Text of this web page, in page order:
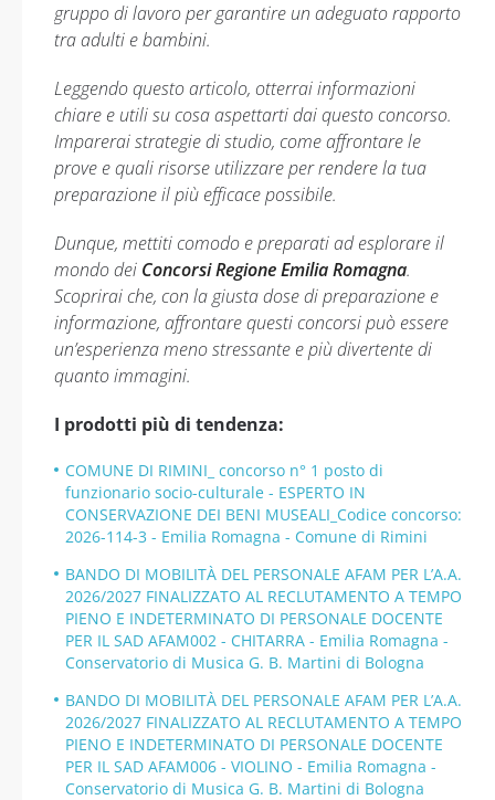
gruppo di lavoro per garantire un adeguato rapporto
tra adulti e bambini.
Leggendo questo articolo, otterrai informazioni
chiare e utili su cosa aspettarti dai questo concorso.
Imparerai strategie di studio, come affrontare le
prove e quali risorse utilizzare per rendere la tua
preparazione il più efficace possibile.
Dunque, mettiti comodo e preparati ad esplorare il
mondo dei Concorsi Regione Emilia Romagna.
Scoprirai che, con la giusta dose di preparazione e
informazione, affrontare questi concorsi può essere
un’esperienza meno stressante e più divertente di
quanto immagini.
I prodotti più di tendenza:
COMUNE DI RIMINI_ concorso n° 1 posto di
funzionario socio-culturale - ESPERTO IN
CONSERVAZIONE DEI BENI MUSEALI_Codice concorso:
2026-114-3 - Emilia Romagna - Comune di Rimini
BANDO DI MOBILITÀ DEL PERSONALE AFAM PER L’A.A.
2026/2027 FINALIZZATO AL RECLUTAMENTO A TEMPO
PIENO E INDETERMINATO DI PERSONALE DOCENTE
PER IL SAD AFAM002 - CHITARRA - Emilia Romagna -
Conservatorio di Musica G. B. Martini di Bologna
BANDO DI MOBILITÀ DEL PERSONALE AFAM PER L’A.A.
2026/2027 FINALIZZATO AL RECLUTAMENTO A TEMPO
PIENO E INDETERMINATO DI PERSONALE DOCENTE
PER IL SAD AFAM006 - VIOLINO - Emilia Romagna -
Conservatorio di Musica G. B. Martini di Bologna